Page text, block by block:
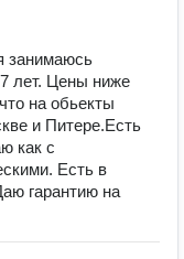
занимаюсь
лет. Цены ниже
на обьекты
и Питере.Есть
как с
Есть в
гарантию на